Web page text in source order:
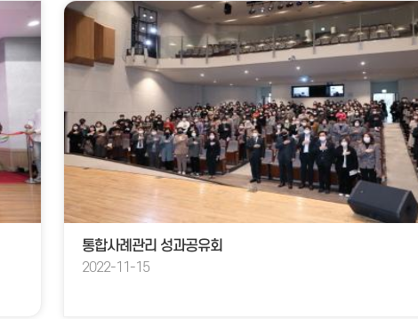
통합사례관리 성과공유회
2022-11-15